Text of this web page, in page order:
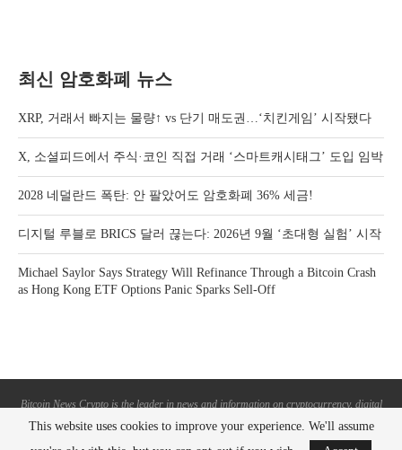
최신 암호화폐 뉴스
XRP, 거래서 빠지는 물량↑ vs 단기 매도권…‘치킨게임’ 시작됐다
X, 소셜피드에서 주식·코인 직접 거래 ‘스마트캐시태그’ 도입 임박
2028 네덜란드 폭탄: 안 팔았어도 암호화폐 36% 세금!
디지털 루블로 BRICS 달러 끊는다: 2026년 9월 ‘초대형 실험’ 시작
Michael Saylor Says Strategy Will Refinance Through a Bitcoin Crash
as Hong Kong ETF Options Panic Sparks Sell-Off
Bitcoin News Crypto is the leader in news and information on cryptocurrency, digital
assets and the future of money. Bitcoin News Crypto is here to help you with learning
the latest crypto news and bitcoin news.
This website uses cookies to improve your experience. We'll assume